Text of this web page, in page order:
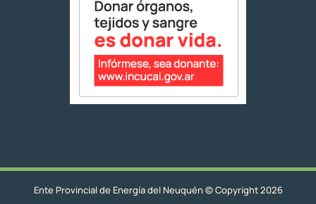
Ente Provincial de Energía del Neuquén © Copyright 2026